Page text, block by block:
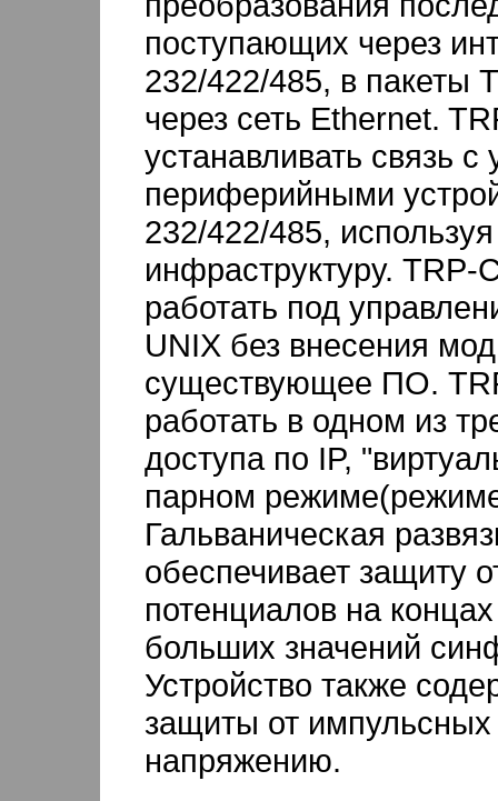
поступающих через
232/422/485, в пакеты
через сеть Ethernet.
устанавливать связь
периферийными
232/422/485,
инфраструктуру. TRP-
работать под
UNIX без внесения
существующее ПО.
работать в одном из
доступа по IP,
парном
Гальваническая
обеспечивает защиту
потенциалов на
больших значений
Устройство также
защиты от
напряжению.